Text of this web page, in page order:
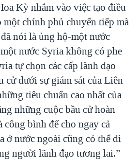
Kỳ nhắm vào việc tạo điều
chính phủ chuyển tiếp mà
đã nói là ủng hộ-một nước
nước Syria không có phe
tự chọn các cấp lãnh đạo
cử dưới sự giám sát của Liên
tiêu chuẩn cao nhất của
những cuộc bầu cử hoàn
công bình để cho ngay cả
ở nước ngoài cũng có thể đi
người lãnh đạo tương lai.”